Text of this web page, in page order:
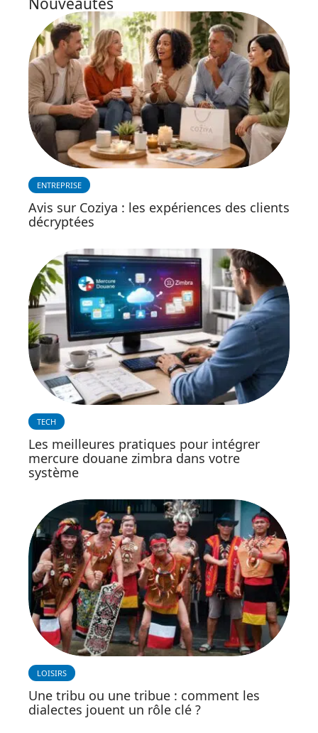
ENTREPRISE
Avis sur Coziya : les expériences des clients
décryptées
TECH
Les meilleures pratiques pour intégrer
mercure douane zimbra dans votre
système
LOISIRS
Une tribu ou une tribue : comment les
dialectes jouent un rôle clé ?